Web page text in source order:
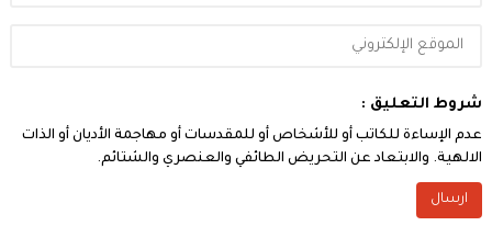
شروط التعليق :
عدم الإساءة للكاتب أو للأشخاص أو للمقدسات أو مهاجمة الأديان أو الذات
الالهية. والابتعاد عن التحريض الطائفي والعنصري والشتائم.